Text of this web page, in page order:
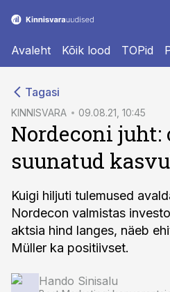
Avaleht Kõik lood TOPid
Tagasi
KINNISVARA 09.08.21, 10:45
Nordeconi juht:
suunatud
Kuigi hiljuti tulemused
Nordecon valmistas
aktsia hind langes, näeb
Müller ka positiivset.
Hando Sinisalu